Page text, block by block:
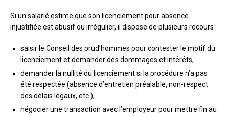
Si un salarié estime que son licenciement pour absence
injustifiée est abusif ou irrégulier, il dispose de plusieurs recours :
saisir le Conseil des prud’hommes pour contester le motif du
licenciement et demander des dommages et intérêts,
demander la nullité du licenciement si la procédure n’a pas
été respectée (absence d’entretien préalable, non-respect
des délais légaux, etc.),
négocier une transaction avec l’employeur pour mettre fin au